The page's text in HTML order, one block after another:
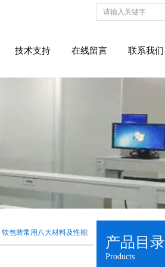
技术支持 在线留言 联系我们
软包装常用八大材料及性能
产品目录
Products